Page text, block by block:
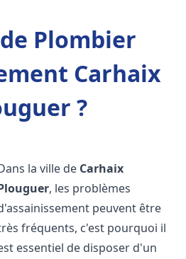
Plombier
Carhaix
?
la ville de Carhaix
, les problèmes
peuvent être
fréquents, c'est pourquoi il
essentiel de disposer d'un